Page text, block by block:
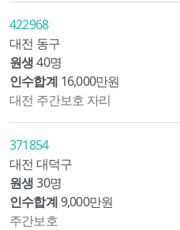
422968
대전 동구
원생 40명
인수합계 16,000만원
대전 주간보호 자리
371854
대전 대덕구
원생 30명
인수합계9,000만원
주간보호